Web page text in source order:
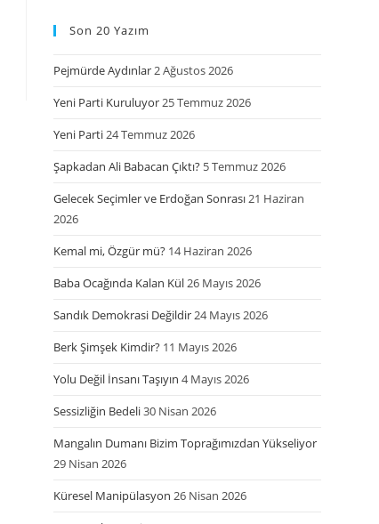
Son 20 Yazım
Pejmürde Aydınlar2 Ağustos 2026
Yeni Parti Kuruluyor25 Temmuz 2026
Yeni Parti24 Temmuz 2026
Şapkadan Ali Babacan Çıktı? 5 Temmuz 2026
Gelecek Seçimler ve Erdoğan Sonrası21 Haziran
2026
Kemal mi, Özgür mü? 14 Haziran 2026
Baba Ocağında Kalan Kül26 Mayıs 2026
Sandık Demokrasi Değildir24 Mayıs 2026
Berk Şimşek Kimdir? 11 Mayıs 2026
Yolu Değil İnsanı Taşıyın 4 Mayıs 2026
Sessizliğin Bedeli30 Nisan 2026
Mangalın Dumanı Bizim Toprağımızdan Yükseliyor
29 Nisan 2026
Küresel Manipülasyon 26 Nisan 2026